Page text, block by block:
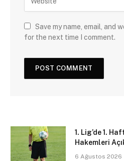
Save my name, email, and
for the next time I comment.
1. Lig’de 1.
Hakemleri
6 Ağustos 2026